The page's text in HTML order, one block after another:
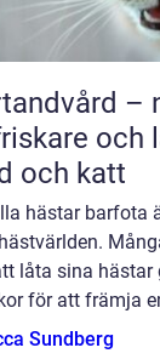
–
och
och katt
hästar barfota
låta sina
för att främja
och funktion.
Sundberg